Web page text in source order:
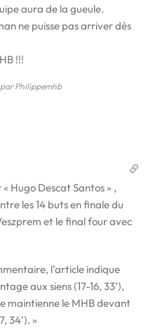
aura de la gueule.
ne puisse pas arriver dès
!!!
Philippemhb
Hugo Descat Santos » ,
les 14 buts en finale du
et le final four avec
l’article indique
aux siens (17-16, 33’),
maintienne le MHB devant
34’). »